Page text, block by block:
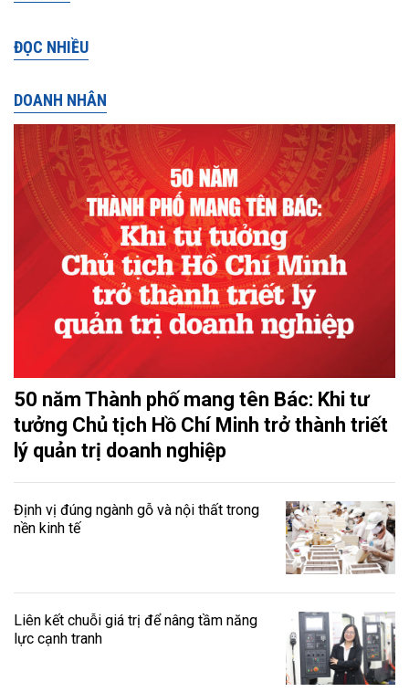
ĐỌC NHIỀU
DOANH NHÂN
50 năm Thành phố mang tên Bác: Khi tư
tưởng Chủ tịch Hồ Chí Minh trở thành triết
lý quản trị doanh nghiệp
Định vị đúng ngành gỗ và nội thất trong
nền kinh tế
Liên kết chuỗi giá trị để nâng tầm năng
lực cạnh tranh